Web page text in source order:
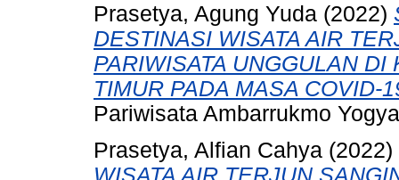
Prasetya, Agung Yuda (2022)
DESTINASI WISATA AIR
PARIWISATA UNGGULAN
TIMUR PADA MASA COVID-
Pariwisata Ambarrukmo
Prasetya, Alfian Cahya (2022)
WISATA AIR TERJUN